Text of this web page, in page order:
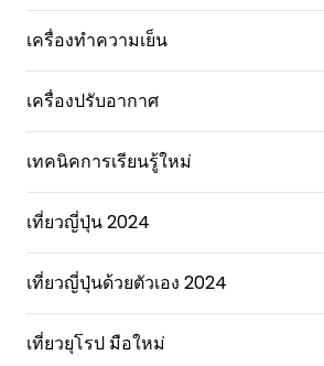
เครื่องทำความเย็น
เครื่องปรับอากาศ
เทคนิคการเรียนรู้ใหม่
เที่ยวญี่ปุ่น 2024
เที่ยวญี่ปุ่นด้วยตัวเอง 2024
เที่ยวยุโรป มือใหม่